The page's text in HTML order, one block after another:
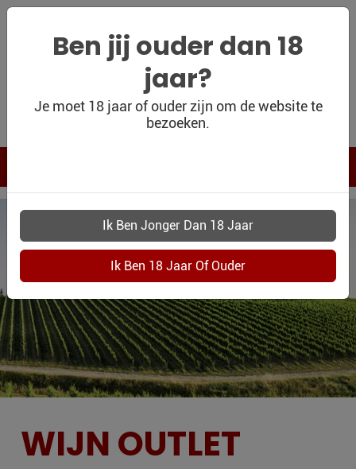
WIJNSHOP
WIJN BLOG
WIJN OUTLET
PERSOONLIJK-
WIJN-
KADOBON
CONTACT
Ben jij ouder dan 18
jaar?
Je moet 18 jaar of ouder zijn om de website te
bezoeken.
WIJN OUTLET